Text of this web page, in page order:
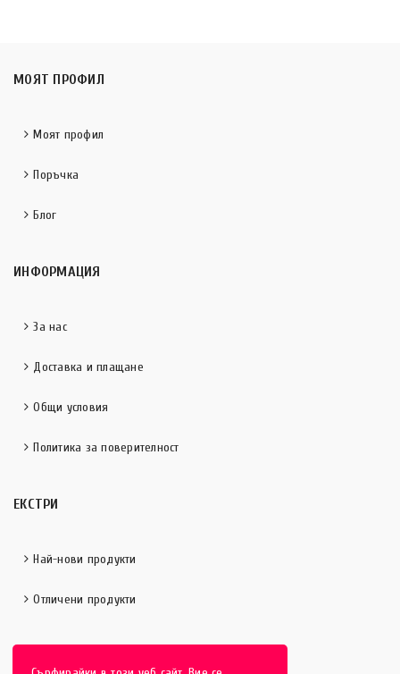
МОЯТ ПРОФИЛ
Моят профил
Поръчка
Блог
ИНФОРМАЦИЯ
За нас
Доставка и плащане
Общи условия
Политика за поверителност
ЕКСТРИ
Най-нови продукти
Отличени продукти